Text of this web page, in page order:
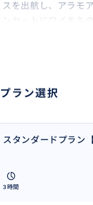
スを出航し、アラモ
準拠のバリアフリー
エレベーター有/バリ
ノーベスコシア産地
プラン選択
スタンダードプラン
3時間